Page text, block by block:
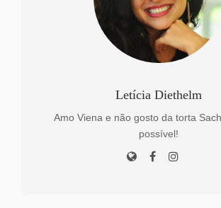
Letícia Diethelm
Amo Viena e não gosto da torta
possível!